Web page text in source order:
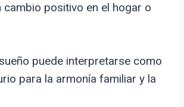
cambio positivo en el hogar o
puede interpretarse como
para la armonía familiar y la